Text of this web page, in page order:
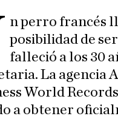
n perro francés
posibilidad de
falleció a los 30
La agencia
World
a obtener